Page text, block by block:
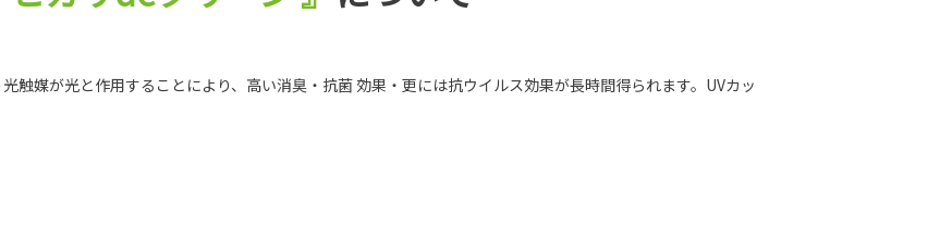
触媒が光と作用することにより、高い消臭・抗菌 効果・更には抗ウイルス効果が長時間得られます。UVカッ